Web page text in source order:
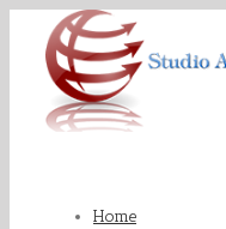
Home